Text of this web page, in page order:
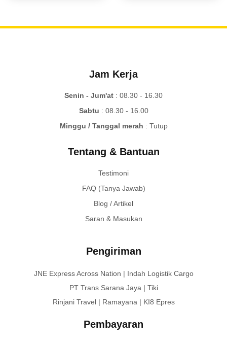
Jam Kerja
Senin - Jum'at : 08.30 - 16.30
Sabtu : 08.30 - 16.00
Minggu / Tanggal merah : Tutup
Tentang & Bantuan
Testimoni
FAQ (Tanya Jawab)
Blog / Artikel
Saran & Masukan
Pengiriman
JNE Express Across Nation | Indah Logistik Cargo
PT Trans Sarana Jaya | Tiki
Rinjani Travel | Ramayana | KI8 Epres
Pembayaran